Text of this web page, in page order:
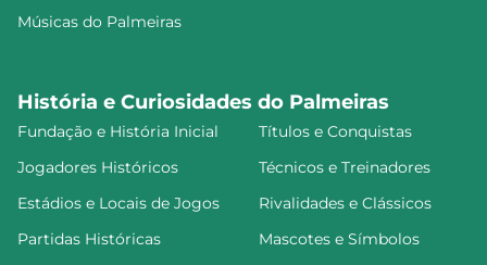
Músicas do Palmeiras
História e Curiosidades do Palmeiras
Fundação e História Inicial
Títulos e Conquistas
Jogadores Históricos
Técnicos e Treinadores
Estádios e Locais de Jogos
Rivalidades e Clássicos
Partidas Históricas
Mascotes e Símbolos